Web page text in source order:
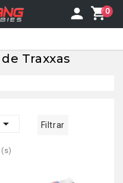
0
Traxxas
 Filtrar